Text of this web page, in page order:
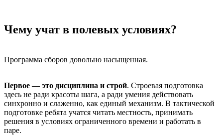
Чему учат в полевых условиях?
Программа сборов довольно насыщенная.
Первое — это дисциплина и строй. Строевая подготовка
здесь не ради красоты шага, а ради умения действовать
синхронно и слаженно, как единый механизм. В тактической
подготовке ребята учатся читать местность, принимать
решения в условиях ограниченного времени и работать в
паре.